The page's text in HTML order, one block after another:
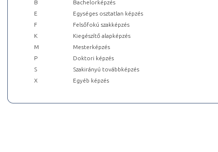
B
Bachelorképzés
E
Egységes osztatlan képzés
F
Felsőfokú szakképzés
K
Kiegészítő alapképzés
M
Mesterképzés
P
Doktori képzés
S
Szakirányú továbbképzés
X
Egyéb képzés